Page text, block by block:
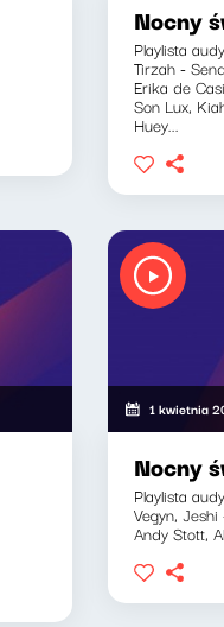
Nocny
Playlista
Tirzah -
Erika de
Son Lux,
Huey...
1 kwietnia
Nocny
Playlista
Vegyn,
Andy Stott,